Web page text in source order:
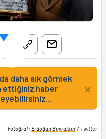
daha sık görmek
ettiğiniz haber
×
Fotoğraf: Erdoğan Bayraktar/ Twitter